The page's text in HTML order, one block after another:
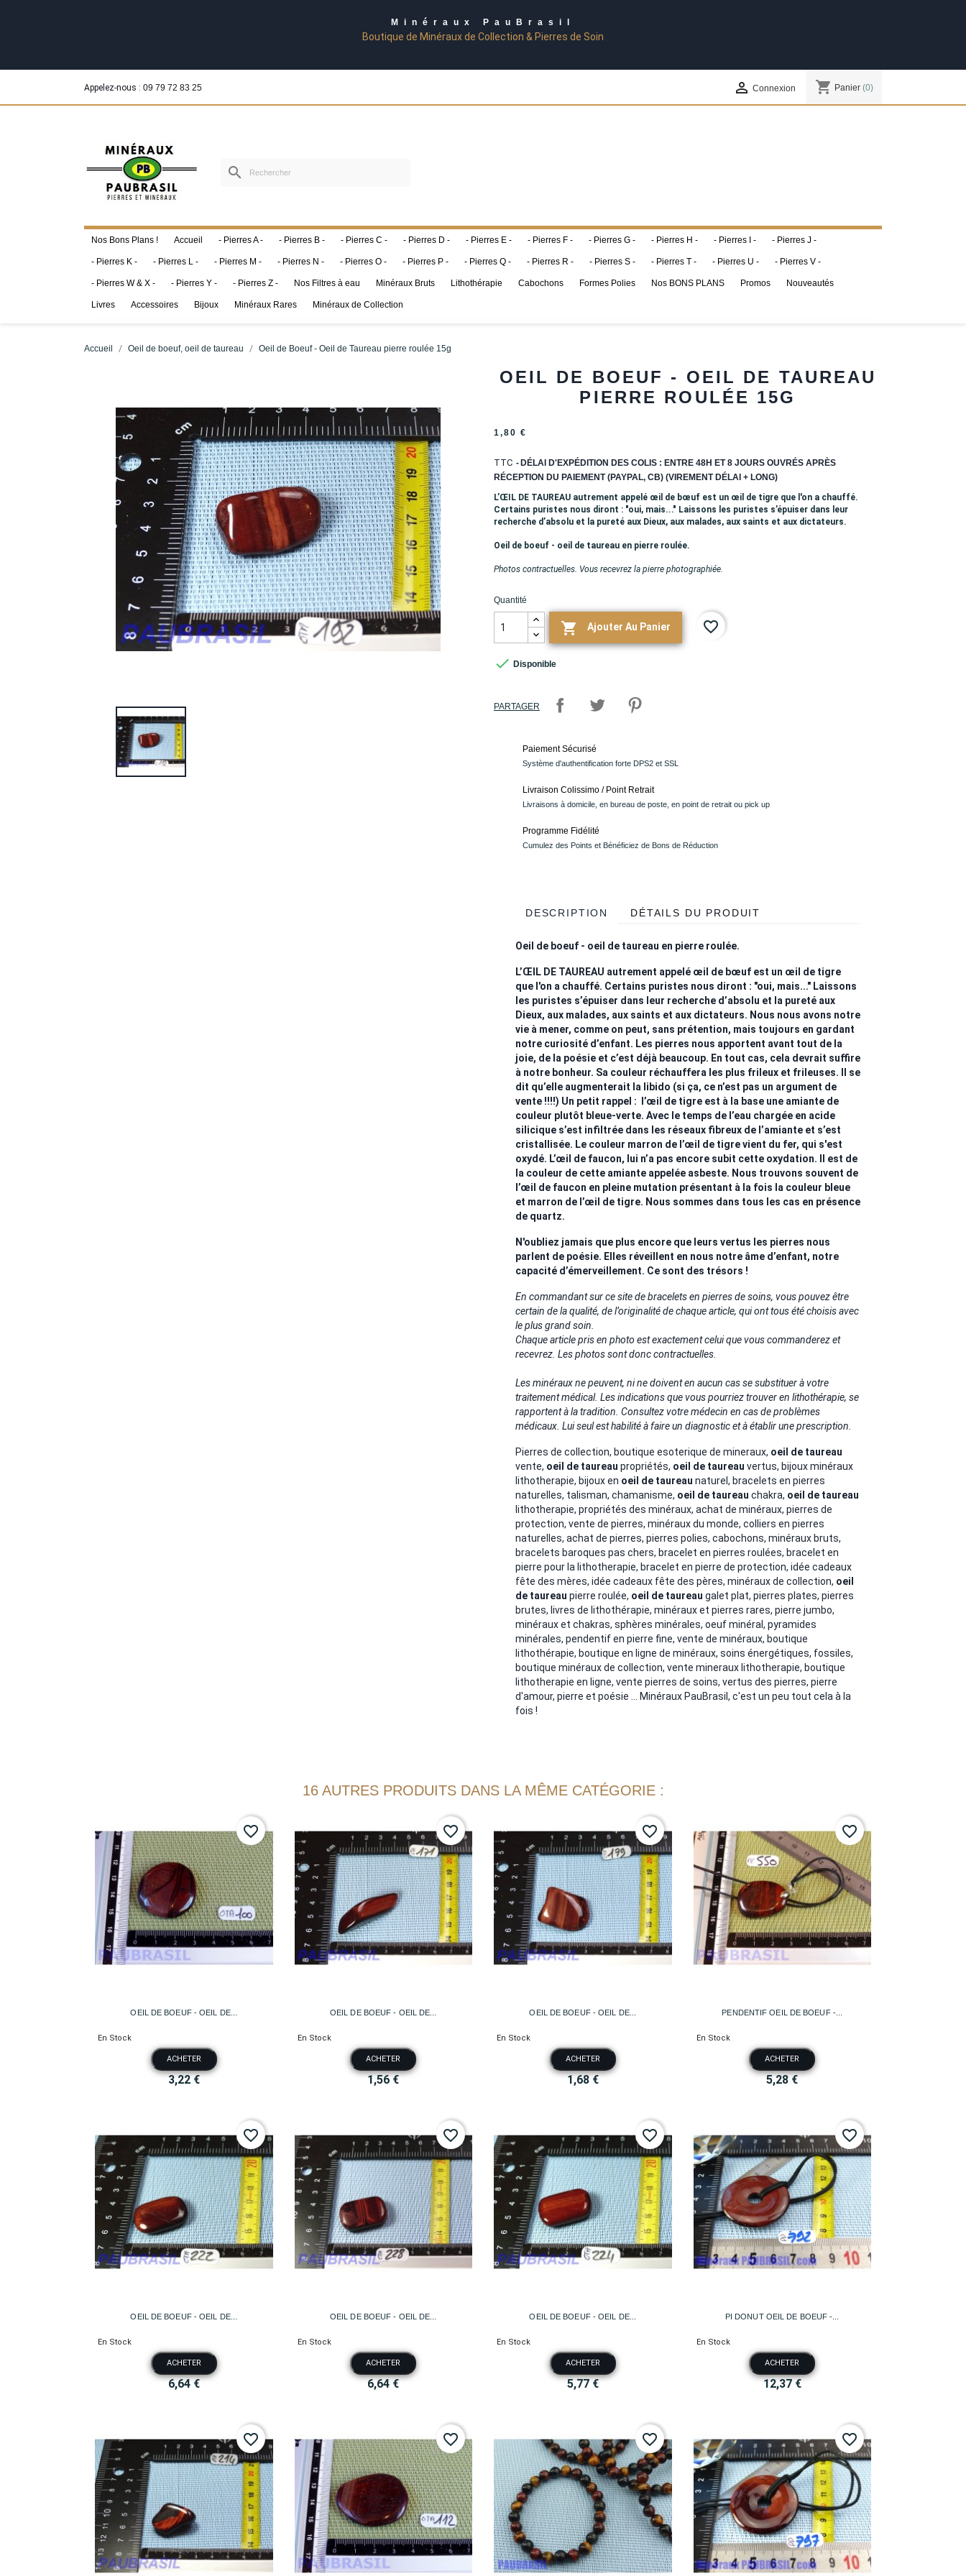
Minéraux PauBrasil
Boutique de Minéraux de Collection & Pierres de Soin
Appelez-nous : 09 79 72 83 25  Connexion shopping_cart Panier (0)
search
Nos Bons Plans ! Accueil - Pierres A - - Pierres B - - Pierres C - - Pierres D - - Pierres E - - Pierres F - - Pierres G - - Pierres H - - Pierres I - - Pierres J -
- Pierres K - - Pierres L - - Pierres M - - Pierres N - - Pierres O - - Pierres P - - Pierres Q - - Pierres R - - Pierres S - - Pierres T - - Pierres U - - Pierres V -
- Pierres W & X - - Pierres Y - - Pierres Z - Nos Filtres à eau Minéraux Bruts Lithothérapie Cabochons Formes Polies Nos BONS PLANS Promos Nouveautés
Livres Accessoires Bijoux Minéraux Rares Minéraux de Collection
Accueil Oeil de boeuf, oeil de taureau Oeil de Boeuf - Oeil de Taureau pierre roulée 15g
OEIL DE BOEUF - OEIL DE TAUREAU
PIERRE ROULÉE 15G
1,80 €
TTC
DÉLAI D'EXPÉDITION DES COLIS : ENTRE 48H ET 8 JOURS OUVRÉS APRÈS
RÉCEPTION DU PAIEMENT (PAYPAL, CB) (VIREMENT DÉLAI + LONG)
L’ŒIL DE TAUREAU autrement appelé œil de bœuf est un œil de tigre que l'on a chauffé.
Certains puristes nous diront : "oui, mais..." Laissons les puristes s’épuiser dans leur
recherche d’absolu et la pureté aux Dieux, aux malades, aux saints et aux dictateurs.
Oeil de boeuf - oeil de taureau en pierre roulée.
Photos contractuelles. Vous recevrez la pierre photographiée.
Quantité
 Ajouter Au Panier favorite_border
 Disponible
PARTAGER
Paiement Sécurisé
Système d'authentification forte DPS2 et SSL
Livraison Colissimo / Point Retrait
Livraisons à domicile, en bureau de poste, en point de retrait ou pick up
Programme Fidélité
Cumulez des Points et Bénéficiez de Bons de Réduction
DESCRIPTION DÉTAILS DU PRODUIT
Oeil de boeuf - oeil de taureau en pierre roulée.
L’ŒIL DE TAUREAU autrement appelé œil de bœuf est un œil de tigre
que l'on a chauffé. Certains puristes nous diront : "oui, mais..." Laissons
les puristes s’épuiser dans leur recherche d’absolu et la pureté aux
Dieux, aux malades, aux saints et aux dictateurs. Nous nous avons notre
vie à mener, comme on peut, sans prétention, mais toujours en gardant
notre curiosité d’enfant. Les pierres nous apportent avant tout de la
joie, de la poésie et c’est déjà beaucoup. En tout cas, cela devrait suffire
à notre bonheur. Sa couleur réchauffera les plus frileux et frileuses. Il se
dit qu’elle augmenterait la libido (si ça, ce n’est pas un argument de
vente !!!!) Un petit rappel : l’œil de tigre est à la base une amiante de
couleur plutôt bleue-verte. Avec le temps de l’eau chargée en acide
silicique s’est infiltrée dans les réseaux fibreux de l’amiante et s’est
cristallisée. Le couleur marron de l’œil de tigre vient du fer, qui s'est
oxydé. L’œil de faucon, lui n’a pas encore subit cette oxydation. Il est de
la couleur de cette amiante appelée asbeste. Nous trouvons souvent de
l’œil de faucon en pleine mutation présentant à la fois la couleur bleue
et marron de l’œil de tigre. Nous sommes dans tous les cas en présence
de quartz.
N'oubliez jamais que plus encore que leurs vertus les pierres nous
parlent de poésie. Elles réveillent en nous notre âme d’enfant, notre
capacité d’émerveillement. Ce sont des trésors !
En commandant sur ce site de bracelets en pierres de soins, vous pouvez être
certain de la qualité, de l’originalité de chaque article, qui ont tous été choisis avec
le plus grand soin.
Chaque article pris en photo est exactement celui que vous commanderez et
recevrez. Les photos sont donc contractuelles.
Les minéraux ne peuvent, ni ne doivent en aucun cas se substituer à votre
traitement médical. Les indications que vous pourriez trouver en lithothérapie, se
rapportent à la tradition. Consultez votre médecin en cas de problèmes
médicaux. Lui seul est habilité à faire un diagnostic et à établir une prescription.
Pierres de collection, boutique esoterique de mineraux, oeil de taureau
vente, oeil de taureau propriétés, oeil de taureau vertus, bijoux minéraux
lithotherapie, bijoux en oeil de taureau naturel, bracelets en pierres
naturelles, talisman, chamanisme, oeil de taureau chakra, oeil de taureau
lithotherapie, propriétés des minéraux, achat de minéraux, pierres de
protection, vente de pierres, minéraux du monde, colliers en pierres
naturelles, achat de pierres, pierres polies, cabochons, minéraux bruts,
bracelets baroques pas chers, bracelet en pierres roulées, bracelet en
pierre pour la lithotherapie, bracelet en pierre de protection, idée cadeaux
fête des mères, idée cadeaux fête des pères, minéraux de collection, oeil
de taureau pierre roulée, oeil de taureau galet plat, pierres plates, pierres
brutes, livres de lithothérapie, minéraux et pierres rares, pierre jumbo,
minéraux et chakras, sphères minérales, oeuf minéral, pyramides
minérales, pendentif en pierre fine, vente de minéraux, boutique
lithothérapie, boutique en ligne de minéraux, soins énergétiques, fossiles,
boutique minéraux de collection, vente mineraux lithotherapie, boutique
lithotherapie en ligne, vente pierres de soins, vertus des pierres, pierre
d'amour, pierre et poésie ... Minéraux PauBrasil, c'est un peu tout cela à la
fois !
16 AUTRES PRODUITS DANS LA MÊME CATÉGORIE :
OEIL DE BOEUF - OEIL DE...
En Stock
ACHETER
3,22 €
favorite_border
OEIL DE BOEUF - OEIL DE...
En Stock
ACHETER
1,56 €
favorite_border
OEIL DE BOEUF - OEIL DE...
En Stock
ACHETER
1,68 €
favorite_border
PENDENTIF OEIL DE BOEUF -...
En Stock
ACHETER
5,28 €
favorite_border
OEIL DE BOEUF - OEIL DE...
En Stock
ACHETER
6,64 €
favorite_border
OEIL DE BOEUF - OEIL DE...
En Stock
ACHETER
6,64 €
favorite_border
OEIL DE BOEUF - OEIL DE...
En Stock
ACHETER
5,77 €
favorite_border
PI DONUT OEIL DE BOEUF -...
En Stock
ACHETER
12,37 €
favorite_border
favorite_border favorite_border favorite_border favorite_border